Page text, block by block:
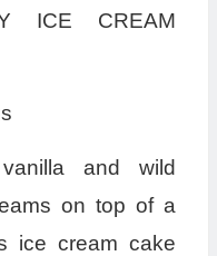
ICE CREAM
and wild
on top of a
ice cream cake